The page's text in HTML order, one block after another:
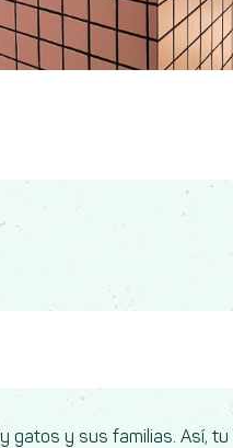
gatos y sus familias. Así,